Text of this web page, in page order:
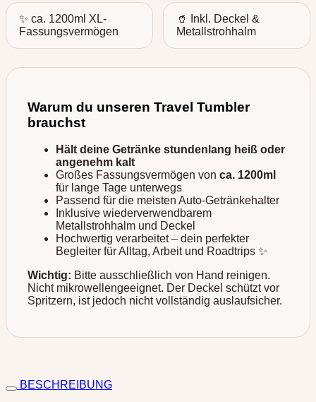
✨ ca. 1200ml XL-
Fassungsvermögen
🥤 Inkl. Deckel &
Metallstrohhalm
Warum du unseren Travel Tumbler
brauchst
Hält deine Getränke stundenlang heiß oder
angenehm kalt
Großes Fassungsvermögen von ca. 1200ml
für lange Tage unterwegs
Passend für die meisten Auto-Getränkehalter
Inklusive wiederverwendbarem
Metallstrohhalm und Deckel
Hochwertig verarbeitet – dein perfekter
Begleiter für Alltag, Arbeit und Roadtrips ✨
Wichtig: Bitte ausschließlich von Hand reinigen.
Nicht mikrowellengeeignet. Der Deckel schützt vor
Spritzern, ist jedoch nicht vollständig auslaufsicher.
BESCHREIBUNG